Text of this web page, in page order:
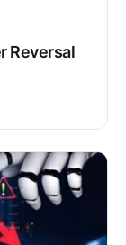
Reversal